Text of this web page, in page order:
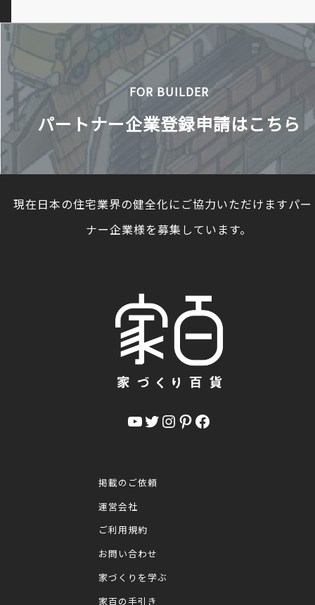
FOR BUILDER
パートナー企業登録申請はこちら
現在日本の住宅業界の健全化にご協力いただけますパ
ナー企業様を募集しています。
YouTube Twitter InstagramPinterest Facebook
掲載のご依頼
運営会社
ご利用規約
お問い合わせ
家づくりを学ぶ
家百の手引き